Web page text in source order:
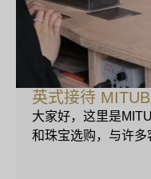
英式接待
大家好，这里是
和珠宝选购，与许